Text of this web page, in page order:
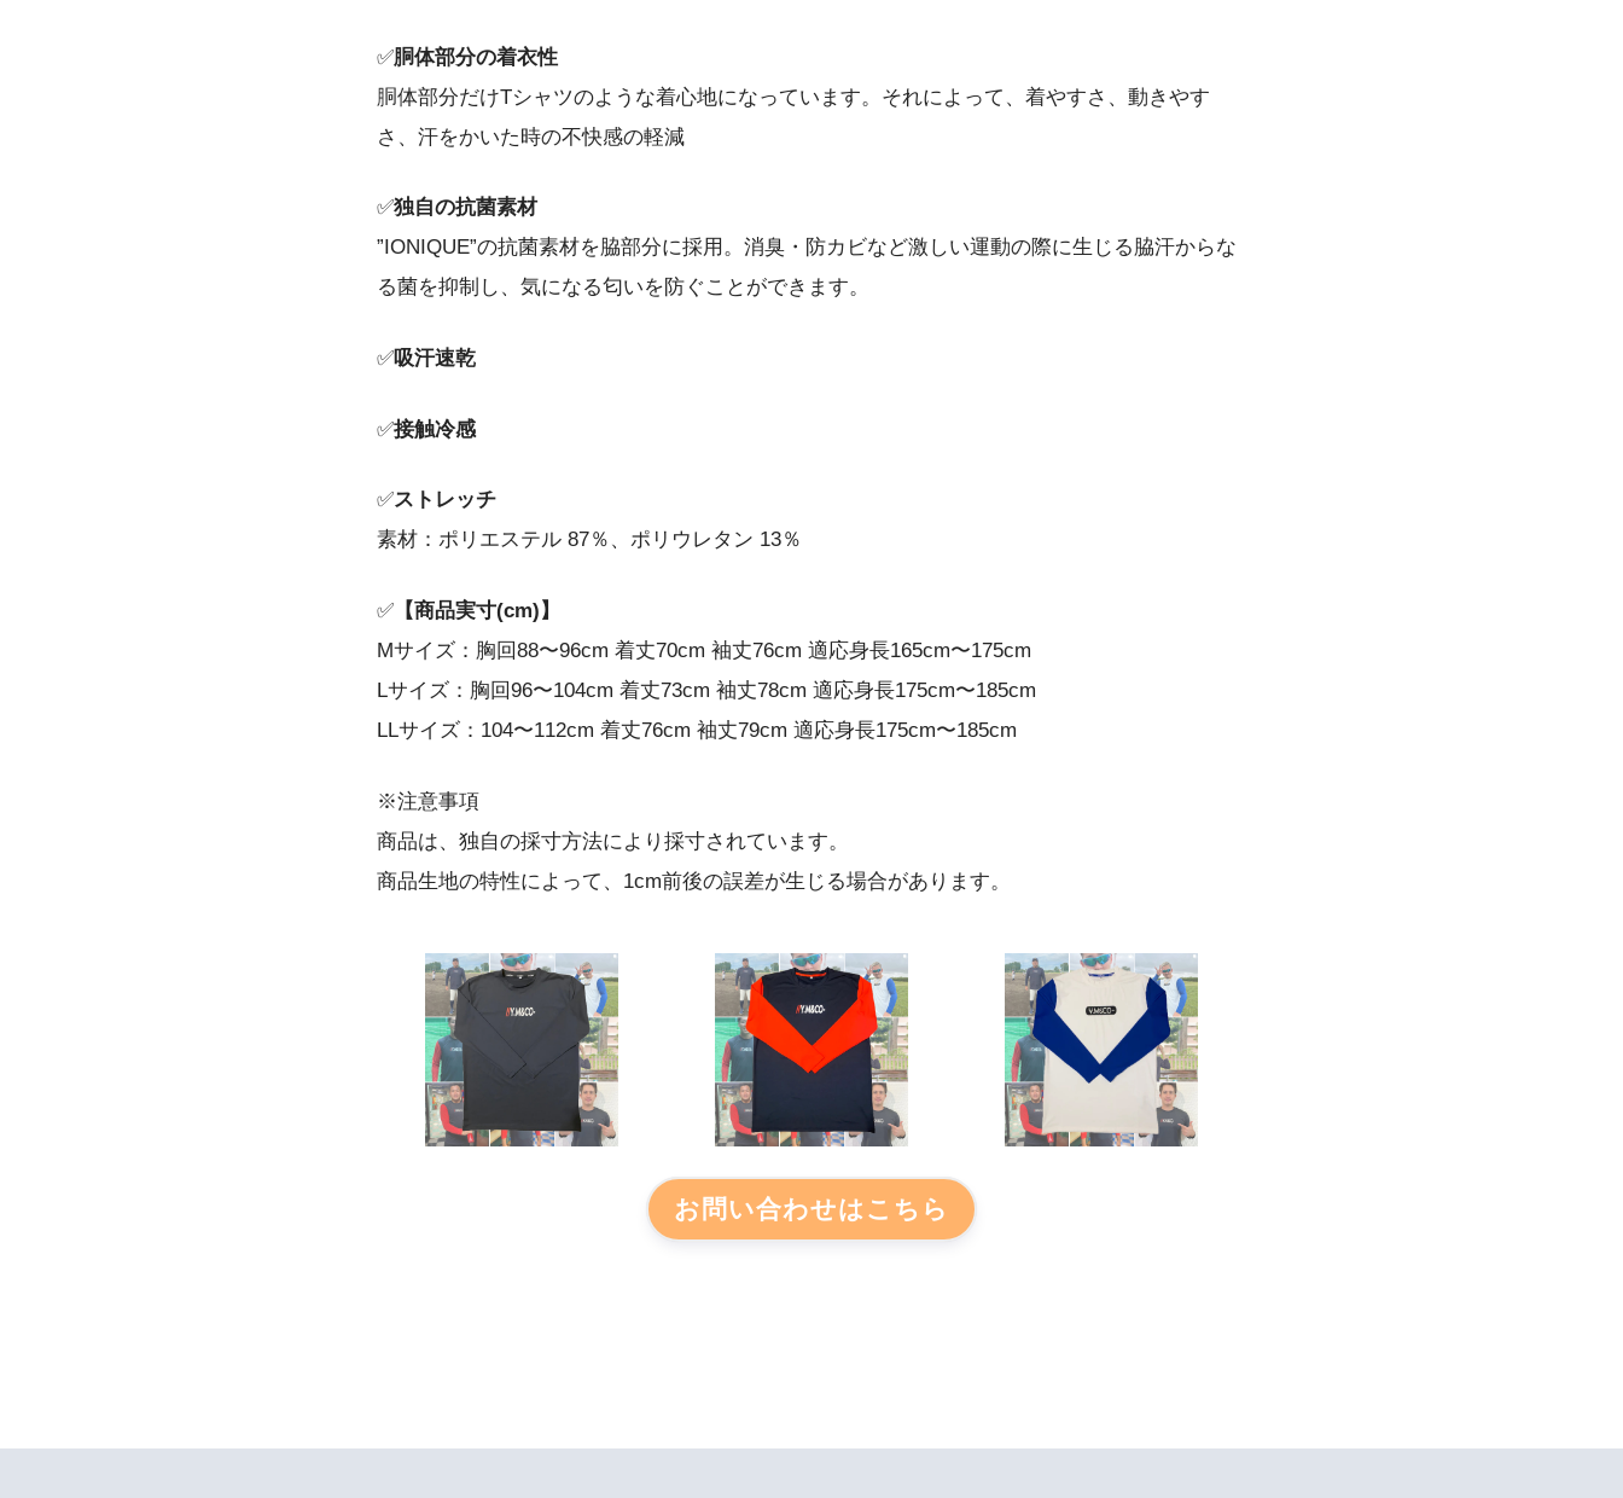
✅胴体部分の着衣性
胴体部分だけTシャツのような着心地になっています。それによって、着やすさ、動きやす
さ、汗をかいた時の不快感の軽減
✅独自の抗菌素材
”IONIQUE”の抗菌素材を脇部分に採用。消臭・防カビなど激しい運動の際に生じる脇汗からな
る菌を抑制し、気になる匂いを防ぐことができます。
✅吸汗速乾
✅接触冷感
✅ストレッチ
素材：ポリエステル 87％、ポリウレタン 13％
✅ 【商品実寸(cm)】
Mサイズ：胸回88〜96cm 着丈70cm 袖丈76cm 適応身長165cm〜175cm
Lサイズ：胸回96〜104cm 着丈73cm 袖丈78cm 適応身長175cm〜185cm
LLサイズ：104〜112cm 着丈76cm 袖丈79cm 適応身長175cm〜185cm
※注意事項
商品は、独自の採寸方法により採寸されています。
商品生地の特性によって、1cm前後の誤差が生じる場合があります。
お問い合わせはこちら